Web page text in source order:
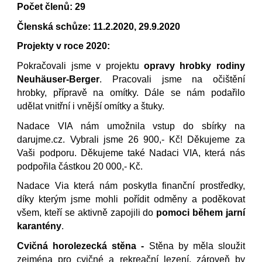
Počet členů: 29
Členská schůze: 11.2.2020, 29.9.2020
Projekty v roce 2020:
Pokračovali jsme v projektu opravy hrobky rodiny
Neuhäuser-Berger. Pracovali jsme na očištění
hrobky, přípravě na omítky. Dále se nám podařilo
udělat vnitřní i vnější omítky a štuky.
Nadace VIA nám umožnila vstup do sbírky na
darujme.cz. Vybrali jsme 26 900,- Kč! Děkujeme za
Vaši podporu. Děkujeme také Nadaci VIA, která nás
podpořila částkou 20 000,- Kč.
Nadace Via která nám poskytla finanční prostředky,
díky kterým jsme mohli pořídit odměny a poděkovat
všem, kteří se aktivně zapojili do pomoci během jarní
karantény.
Cvičná horolezecká stěna - Stěna by měla sloužit
zejména pro cvičné a rekreační lezení, zároveň by